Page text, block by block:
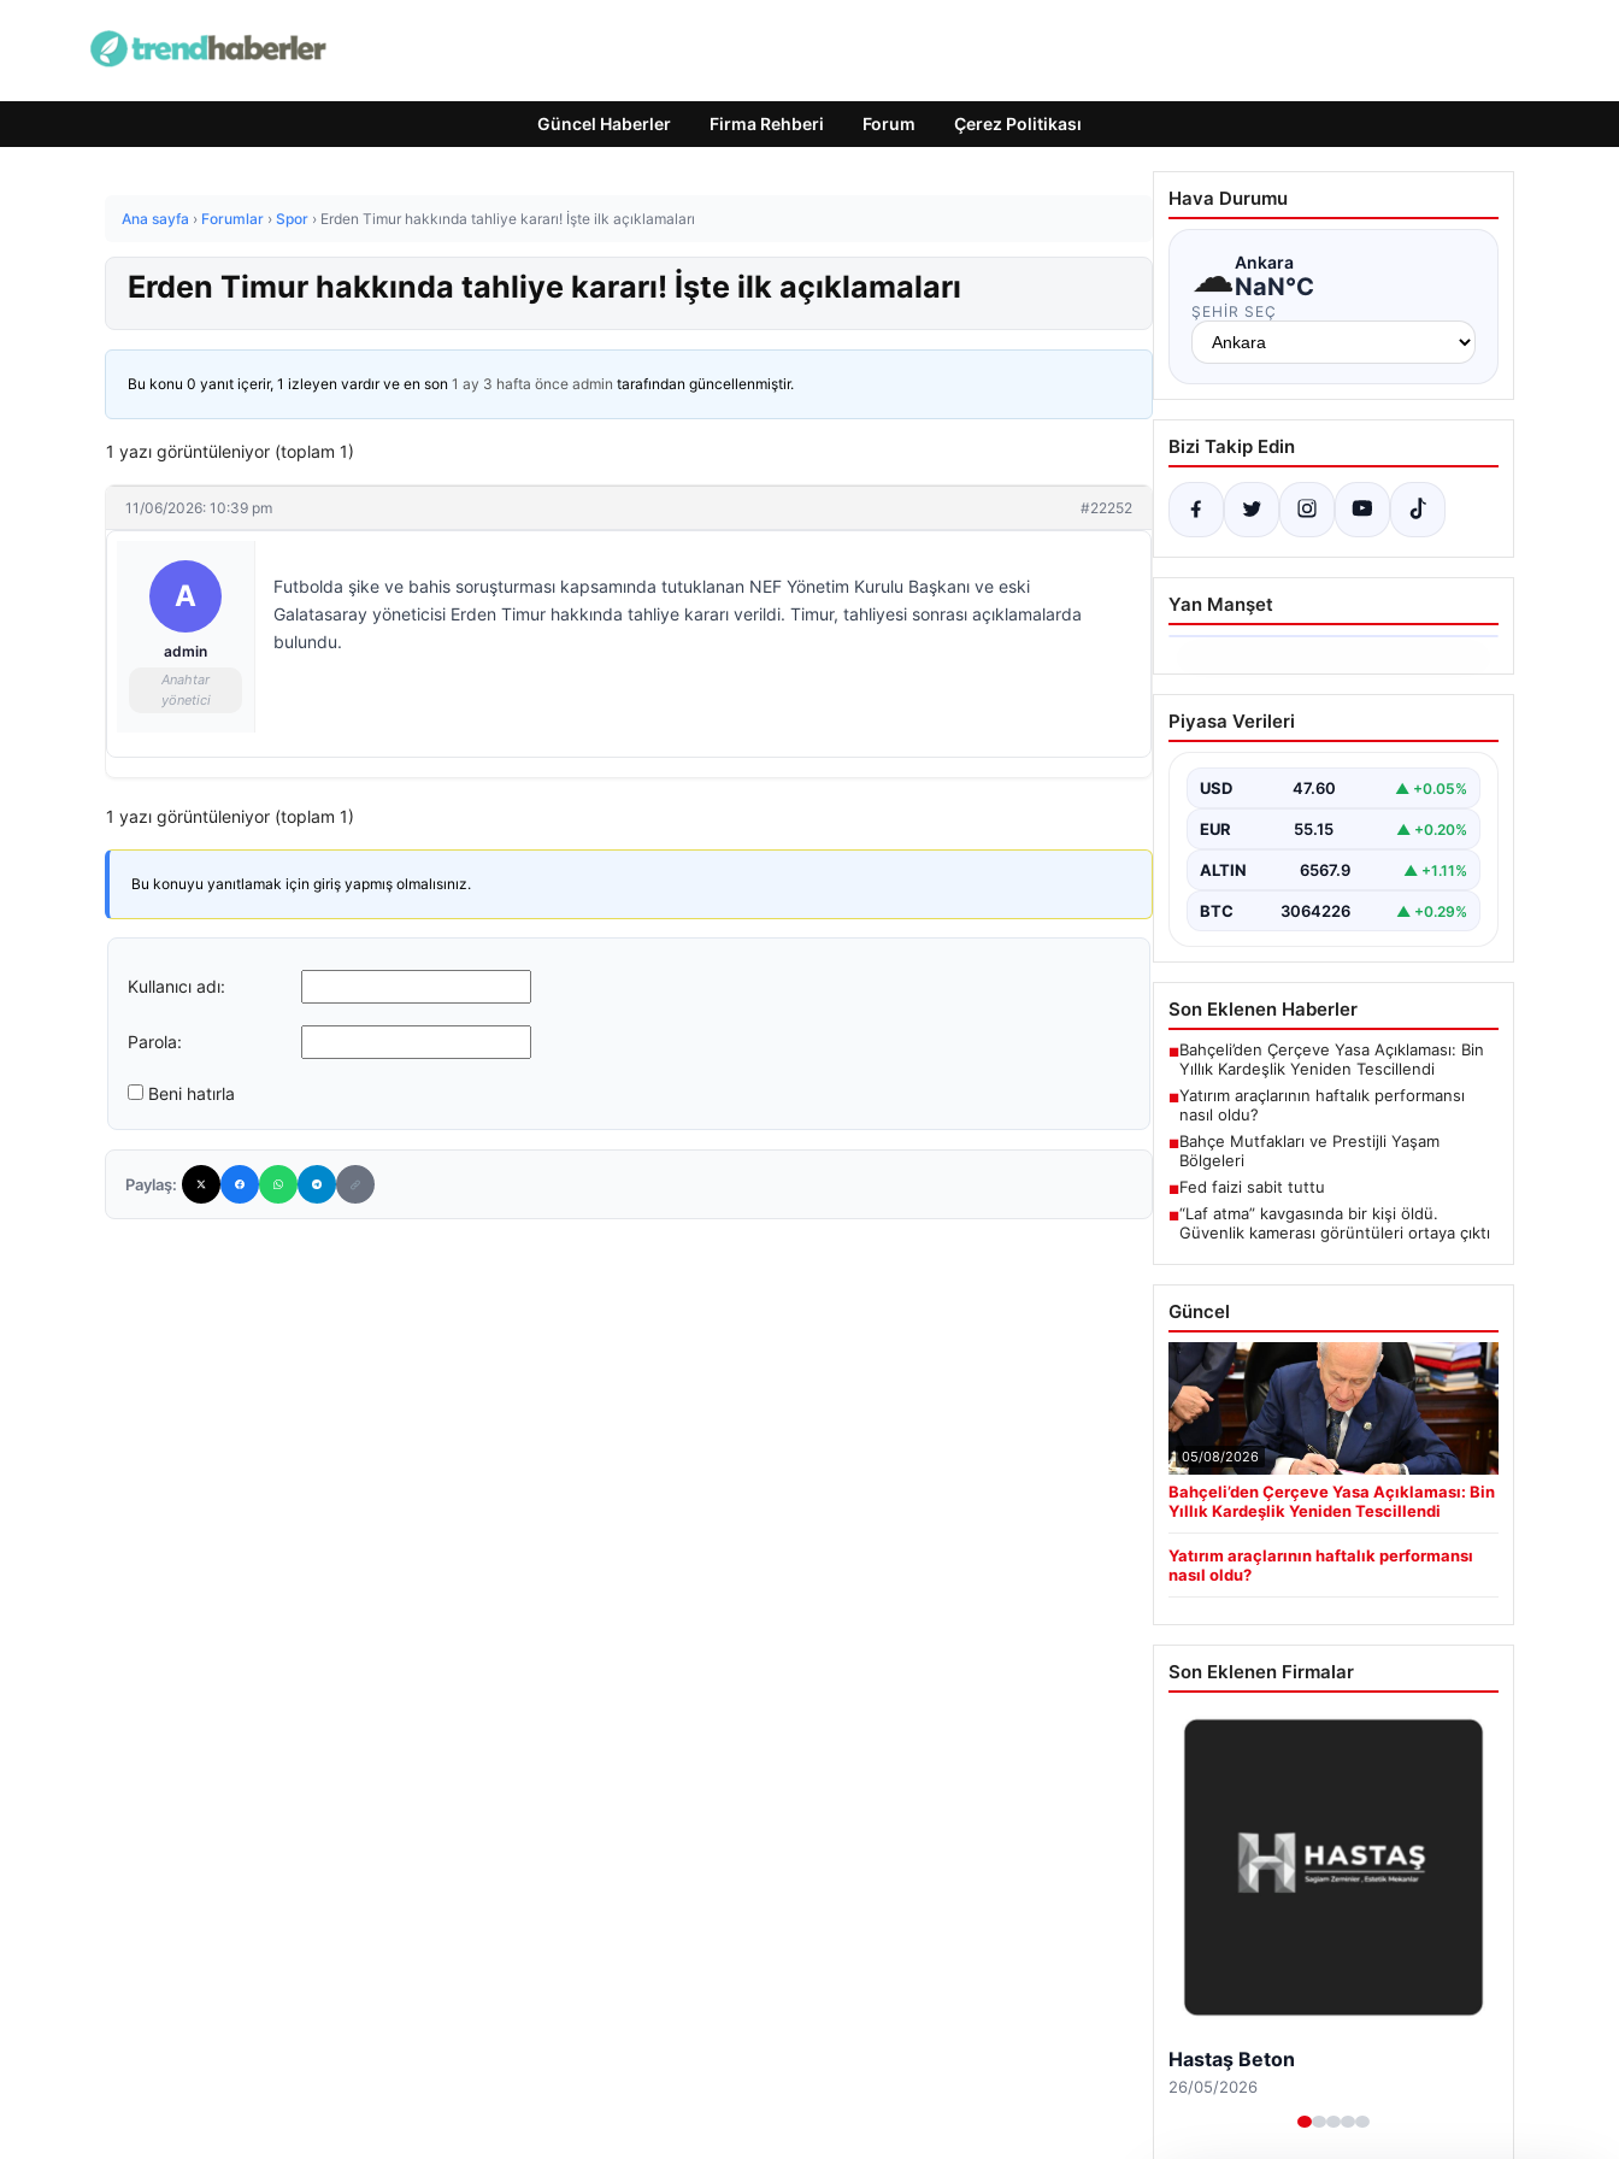
Güncel Haberler Firma Rehberi Forum Çerez Politikası
Ana sayfa › Forumlar › Spor › Erden Timur hakkında tahliye kararı! İşte ilk açıklamaları
Erden Timur hakkında tahliye kararı! İşte ilk açıklamaları
Bu konu 0 yanıt içerir, 1 izleyen vardır ve en son 1 ay 3 hafta önce admin tarafından güncellenmiştir.
1 yazı görüntüleniyor (toplam 1)
11/06/2026: 10:39 pm #22252
A
admin
Anahtar
yönetici
Futbolda şike ve bahis soruşturması kapsamında tutuklanan NEF Yönetim Kurulu Başkanı ve eski
Galatasaray yöneticisi Erden Timur hakkında tahliye kararı verildi. Timur, tahliyesi sonrası açıklamalarda
bulundu.
1 yazı görüntüleniyor (toplam 1)
Bu konuyu yanıtlamak için giriş yapmış olmalısınız.
Kullanıcı adı:
Parola:
Beni hatırla
Paylaş:
Hava Durumu
☁Ankara
NaN°C
ŞEHIR SEÇ
Bizi Takip Edin
Yan Manşet
05.08.2026
Yatırım araçlarının haftalık
performansı nasıl oldu?
Performans Analizi", "content": "Bir
haftalık zaman diliminde finans
piyasalarında hareketlilik…
Piyasa Verileri
USD 47.60 ▲ +0.05%
EUR 55.15 ▲ +0.20%
ALTIN 6567.9 ▲ +1.11%
BTC 3064226 ▲ +0.29%
Son Eklenen Haberler
■Bahçeli’den Çerçeve Yasa Açıklaması: Bin
Yıllık Kardeşlik Yeniden Tescillendi
■Yatırım araçlarının haftalık performansı
nasıl oldu?
■Bahçe Mutfakları ve Prestijli Yaşam
Bölgeleri
■Fed faizi sabit tuttu
■“Laf atma” kavgasında bir kişi öldü.
Güvenlik kamerası görüntüleri ortaya çıktı
Güncel
05/08/2026
Bahçeli’den Çerçeve Yasa Açıklaması: Bin
Yıllık Kardeşlik Yeniden Tescillendi
Yatırım araçlarının haftalık performansı
nasıl oldu?
Son Eklenen Firmalar
Hastaş Beton
26/05/2026